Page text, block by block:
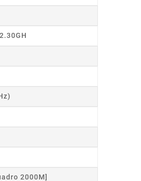
2000M]
×